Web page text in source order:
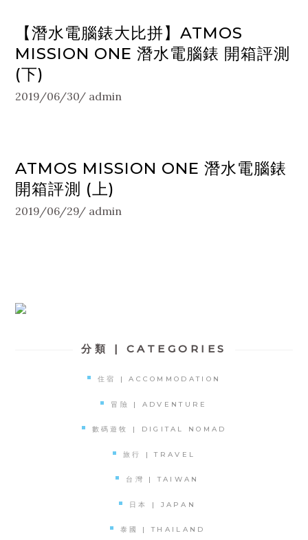
【潛水電腦錶大比拼】ATMOS
MISSION ONE 潛水電腦錶 開箱評測
(下)
2019/06/30 admin
ATMOS MISSION ONE 潛水電腦錶
開箱評測 (上)
2019/06/29 admin
分類 | CATEGORIES
住宿 | ACCOMMODATION
冒險 | ADVENTURE
數碼遊牧 | DIGITAL NOMAD
旅行 | TRAVEL
台灣 | TAIWAN
日本 | JAPAN
泰國 | THAILAND